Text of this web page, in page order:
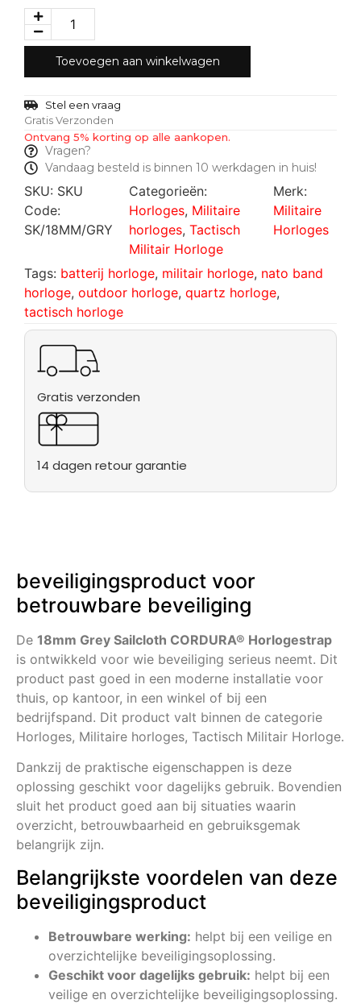
Toevoegen aan winkelwagen
Stel een vraag
Gratis Verzonden
Ontvang 5% korting op alle aankopen.
Vragen?
Vandaag besteld is binnen 10 werkdagen in huis!
SKU: SKU
Code:
SK/18MM/GRY
Categorieën:
Horloges, Militaire
horloges, Tactisch
Militair Horloge
Merk:
Militaire
Horloges
Tags: batterij horloge, militair horloge, nato band
horloge, outdoor horloge, quartz horloge,
tactisch horloge
Gratis verzonden
14 dagen retour garantie
beveiligingsproduct voor
betrouwbare beveiliging
De 18mm Grey Sailcloth CORDURA® Horlogestrap
is ontwikkeld voor wie beveiliging serieus neemt. Dit
product past goed in een moderne installatie voor
thuis, op kantoor, in een winkel of bij een
bedrijfspand. Dit product valt binnen de categorie
Horloges, Militaire horloges, Tactisch Militair Horloge.
Dankzij de praktische eigenschappen is deze
oplossing geschikt voor dagelijks gebruik. Bovendien
sluit het product goed aan bij situaties waarin
overzicht, betrouwbaarheid en gebruiksgemak
belangrijk zijn.
Belangrijkste voordelen van deze
beveiligingsproduct
Betrouwbare werking: helpt bij een veilige en
overzichtelijke beveiligingsoplossing.
Geschikt voor dagelijks gebruik: helpt bij een
veilige en overzichtelijke beveiligingsoplossing.